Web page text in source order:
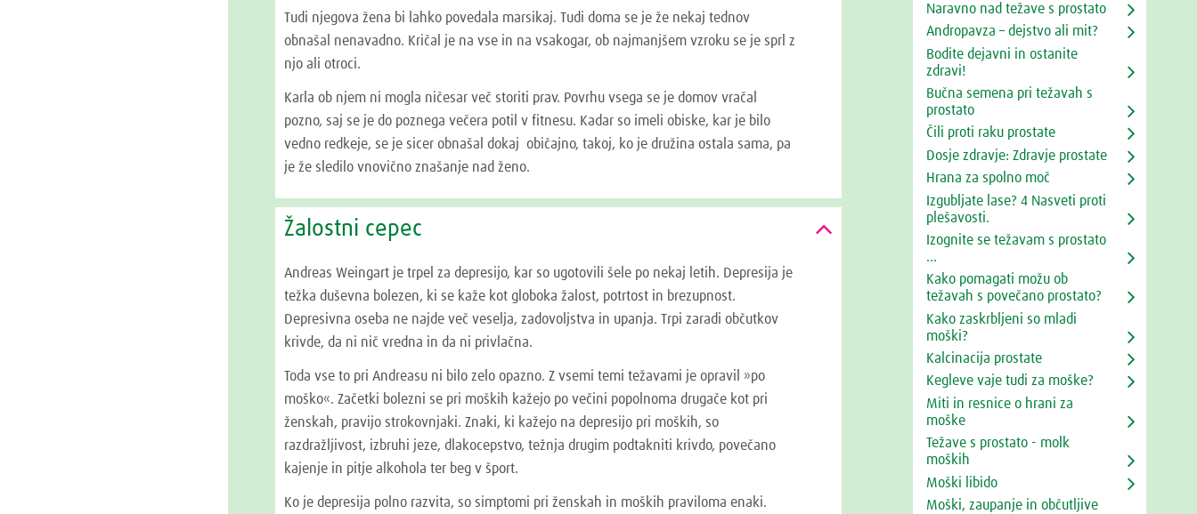
Tudi njegova žena bi lahko povedala marsikaj. Tudi doma se je že nekaj tednov
obnašal nenavadno. Kričal je na vse in na vsakogar, ob najmanjšem vzroku se je sprl z
njo ali otroci.
Karla ob njem ni mogla ničesar več storiti prav. Povrhu vsega se je domov vračal
pozno, saj se je do poznega večera potil v fitnesu. Kadar so imeli obiske, kar je bilo
vedno redkeje, se je sicer obnašal dokaj običajno, takoj, ko je družina ostala sama, pa
je že sledilo vnovično znašanje nad ženo.
Žalostni cepec
Andreas Weingart je trpel za depresijo, kar so ugotovili šele po nekaj letih. Depresija je
težka duševna bolezen, ki se kaže kot globoka žalost, potrtost in brezupnost.
Depresivna oseba ne najde več veselja, zadovoljstva in upanja. Trpi zaradi občutkov
krivde, da ni nič vredna in da ni privlačna.
Toda vse to pri Andreasu ni bilo zelo opazno. Z vsemi temi težavami je opravil »po
moško«. Začetki bolezni se pri moških kažejo po večini popolnoma drugače kot pri
ženskah, pravijo strokovnjaki. Znaki, ki kažejo na depresijo pri moških, so
razdražljivost, izbruhi jeze, dlakocepstvo, težnja drugim podtakniti krivdo, povečano
kajenje in pitje alkohola ter beg v šport.
Ko je depresija polno razvita, so simptomi pri ženskah in moških praviloma enaki.
Naravno nad težave s prostato
Andropavza – dejstvo ali mit?
Bodite dejavni in ostanite
zdravi!
Bučna semena pri težavah s
prostato
Čili proti raku prostate
Dosje zdravje: Zdravje prostate
Hrana za spolno moč
Izgubljate lase? 4 Nasveti proti
plešavosti.
Izognite se težavam s prostato
...
Kako pomagati možu ob
težavah s povečano prostato?
Kako zaskrbljeni so mladi
moški?
Kalcinacija prostate
Kegleve vaje tudi za moške?
Miti in resnice o hrani za
moške
Težave s prostato - molk
moških
Moški libido
Moški, zaupanje in občutljive